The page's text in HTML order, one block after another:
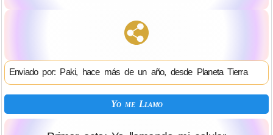
Enviado por: Paki, hace más de un año, desde Planeta Tierra
Yo me Llamo